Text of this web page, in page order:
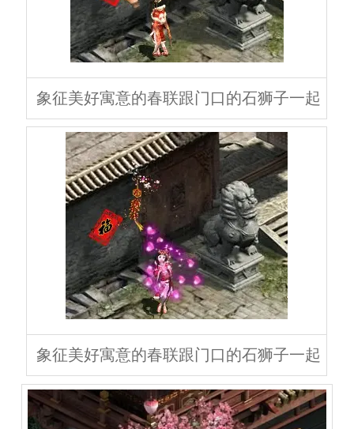
象征美好寓意的春联跟门口的石狮子一起
象征美好寓意的春联跟门口的石狮子一起